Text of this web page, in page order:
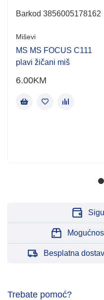
Barkod 3856005178162
Miševi
MS MS FOCUS C111
plavi žičani miš
6.00KM
Besplatna
Trebate pomoć?